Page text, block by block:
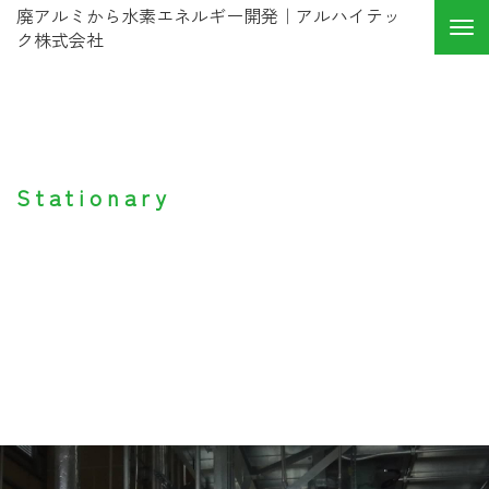
廃アルミから水素エネルギー開発｜アルハイテッ
ク株式会社
Stationary